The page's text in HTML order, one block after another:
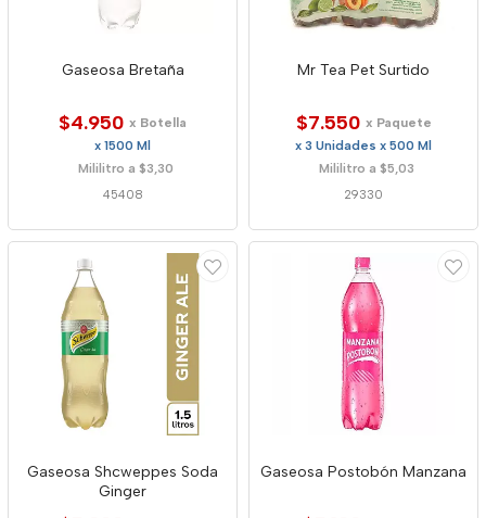
Gaseosa Bretaña
$4.950 x Botella
x 1500 Ml
Mililitro a $3,30
45408
Mr Tea Pet Surtido
$7.550 x Paquete
x 3 Unidades x 500 Ml
Mililitro a $5,03
29330
Gaseosa Shcweppes Soda
Ginger
Gaseosa Postobón Manzana